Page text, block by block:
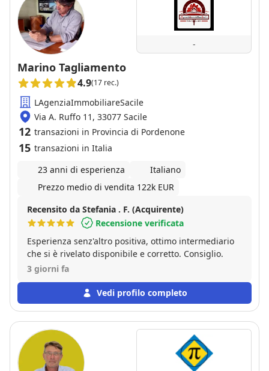
-
Marino Tagliamento
4.9(17 rec.)
LAgenziaImmobiliareSacile
Via A. Ruffo 11, 33077 Sacile
12 transazioni in Provincia di Pordenone
15 transazioni in Italia
23 anni di esperienza
Italiano
Prezzo medio di vendita 122k EUR
Recensito da Stefania . F. (Acquirente)
Recensione verificata
Esperienza senz'altro positiva, ottimo intermediario
che si è rivelato disponibile e corretto. Consiglio.
3 giorni fa
Vedi profilo completo